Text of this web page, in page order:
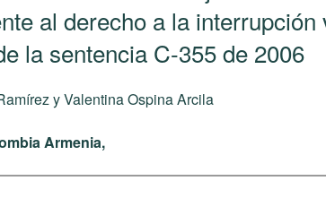
al derecho a la interrupción
la sentencia C-355 de 2006
y Valentina Ospina Arcila
Armenia,